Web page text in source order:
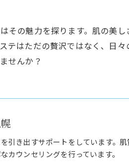
の魅力を探ります。肌の美
はただの贅沢ではなく、日
せんか？
引き出すサポートをしています。
カウンセリングを行っています。